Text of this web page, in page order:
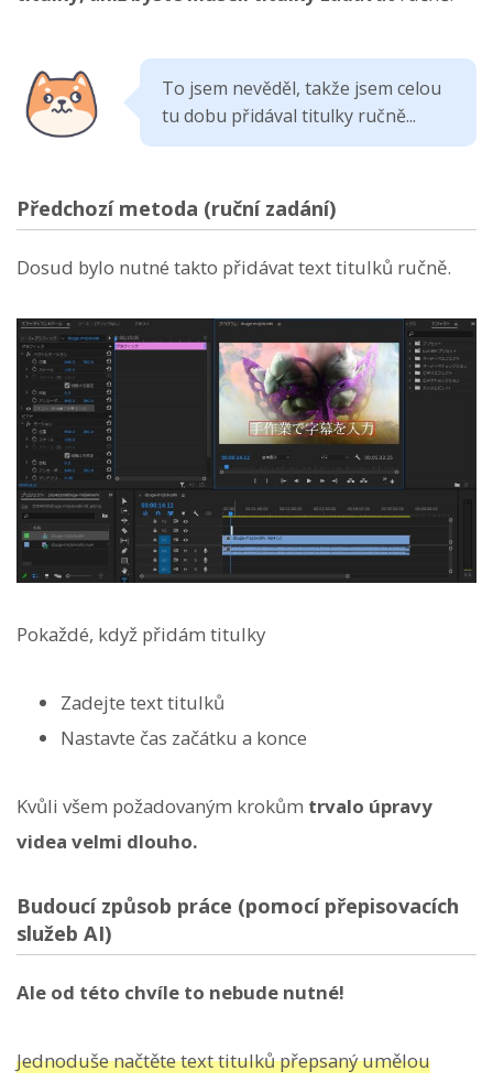
To jsem nevěděl, takže jsem celou
tu dobu přidával titulky ručně...
Předchozí metoda (ruční zadání)
Dosud bylo nutné takto přidávat text titulků ručně.
Pokaždé, když přidám titulky
Zadejte text titulků
Nastavte čas začátku a konce
Kvůli všem požadovaným krokům trvalo úpravy
videa velmi dlouho.
Budoucí způsob práce (pomocí přepisovacích
služeb AI)
Ale od této chvíle to nebude nutné!
Jednoduše načtěte text titulků přepsaný umělou